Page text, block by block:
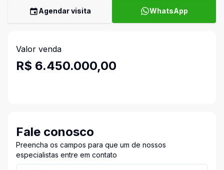
Agendar visita WhatsApp
Valor venda
R$ 6.450.000,00
Fale conosco
Preencha os campos para que um de nossos
especialistas entre em contato